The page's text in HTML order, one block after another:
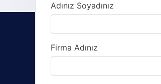
Adınız Soyadınız
Firma Adınız